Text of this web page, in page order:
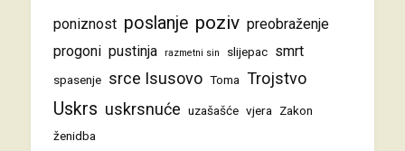
poniznost poslanje poziv preobraženje
progoni pustinja razmetni sin slijepac smrt
spasenje srce Isusovo Toma Trojstvo
Uskrs uskrsnuće uzašašće vjera
Zakon
ženidba